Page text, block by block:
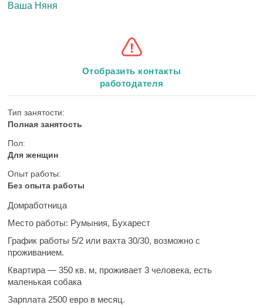
Ваша Няня
Отобразить контакты
работодателя
Тип занятости:
Полная занятость
Пол:
Для женщин
Опыт работы:
Без опыта работы
Домработница
Место работы: Румыния, Бухарест
График работы 5/2 или вахта 30/30, возможно с
проживанием.
Квартира — 350 кв. м, проживает 3 человека, есть
маленькая собака
Зарплата 2500 евро в месяц.